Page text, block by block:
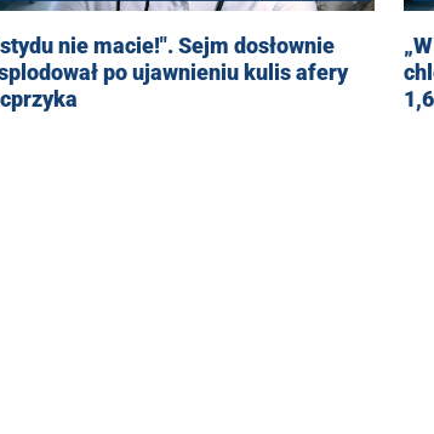
nie macie!". Sejm dosłownie
po ujawnieniu kulis afery